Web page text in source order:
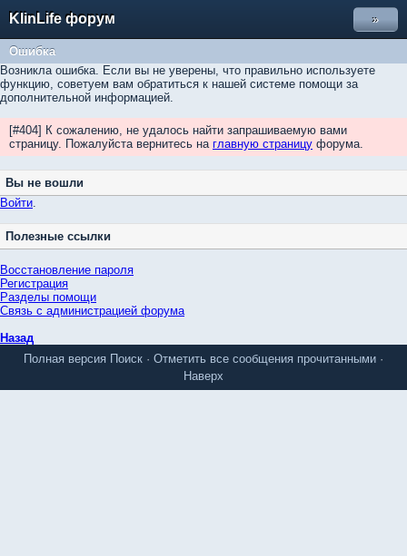
KlinLife форум »
Ошибка
Возникла ошибка. Если вы не уверены, что правильно используете
функцию, советуем вам обратиться к нашей системе помощи за
дополнительной информацией.
[#404] К сожалению, не удалось найти запрашиваемую вами
страницу. Пожалуйста вернитесь на главную страницу форума.
Вы не вошли
Войти.
Полезные ссылки
Восстановление пароля
Регистрация
Разделы помощи
Связь с администрацией форума
Назад
Полная версия Поиск · Отметить все сообщения прочитанными ·
Наверх